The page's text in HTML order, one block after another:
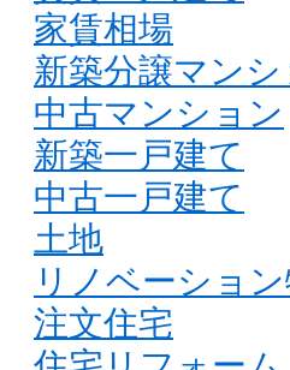
家賃相場
新築分譲マンシ
中古マンション
新築一戸建て
中古一戸建て
土地
リノベーショ
注文住宅